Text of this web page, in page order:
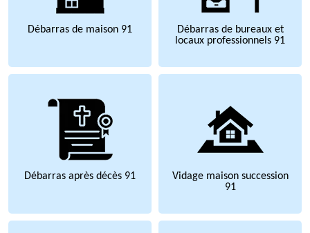
Débarras de maison 91
Débarras de bureaux et
locaux professionnels 91
Débarras après décès 91
Vidage maison succession
91